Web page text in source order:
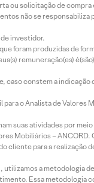
ou solicitação de compra
não se
investidor.
foram produzidas de
remuneração(es)
constem a indicação
o Analista de Valores
suas atividades por meio
Mobiliários –
para a realização
a metodologia
Essa metodologia